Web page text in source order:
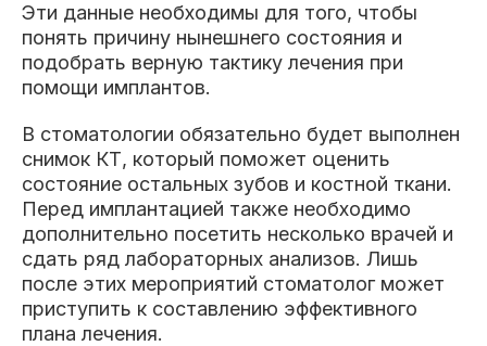
Эти данные необходимы для того, чтобы
понять причину нынешнего состояния и
подобрать верную тактику лечения при
помощи имплантов.
В стоматологии обязательно будет выполнен
снимок КТ, который поможет оценить
состояние остальных зубов и костной ткани.
Перед имплантацией также необходимо
дополнительно посетить несколько врачей и
сдать ряд лабораторных анализов. Лишь
после этих мероприятий стоматолог может
приступить к составлению эффективного
плана лечения.